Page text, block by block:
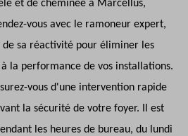
et de cheminée à Marcellus,
vous avec le ramoneur expert,
de sa réactivité pour éliminer les
la performance de vos installations.
vous d'une intervention rapide
la sécurité de votre foyer. Il est
les heures de bureau, du lundi